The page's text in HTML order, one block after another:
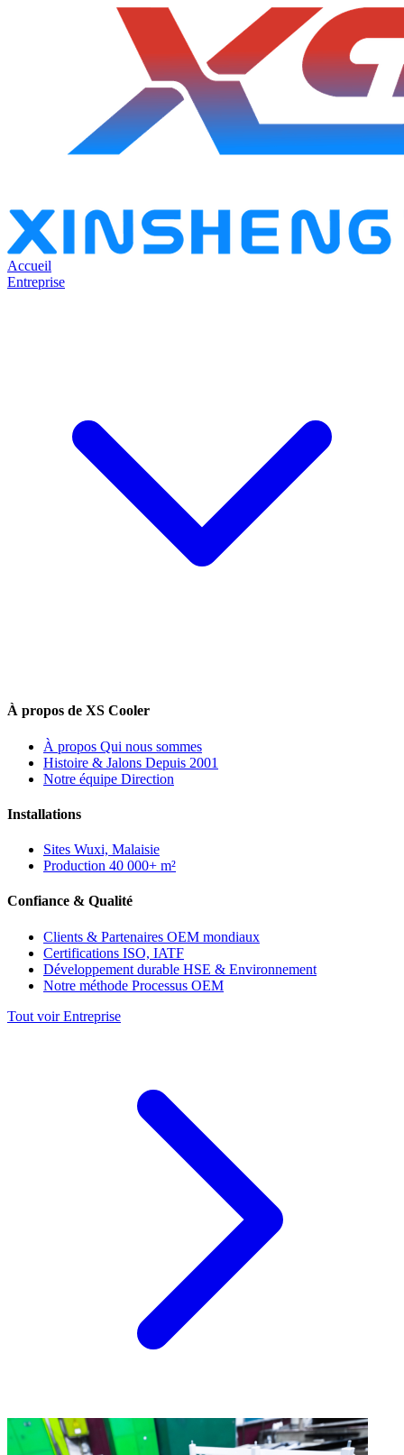
Accueil
Entreprise
À propos de XS Cooler
À propos Qui nous sommes
Histoire & Jalons Depuis 2001
Notre équipe Direction
Installations
Sites Wuxi, Malaisie
Production 40 000+ m²
Confiance & Qualité
Clients & Partenaires OEM mondiaux
Certifications ISO, IATF
Développement durable HSE & Environnement
Notre méthode Processus OEM
Tout voir Entreprise